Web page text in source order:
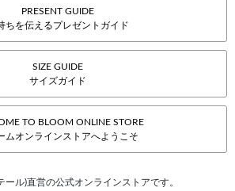
PRESENT GUIDE
ちを伝えるプレゼントガイド
SIZE GUIDE
サイズガイド
TO BLOOM ONLINE STORE
ムオンラインストアへようこそ
ール)直営の公式オンラインストアです。